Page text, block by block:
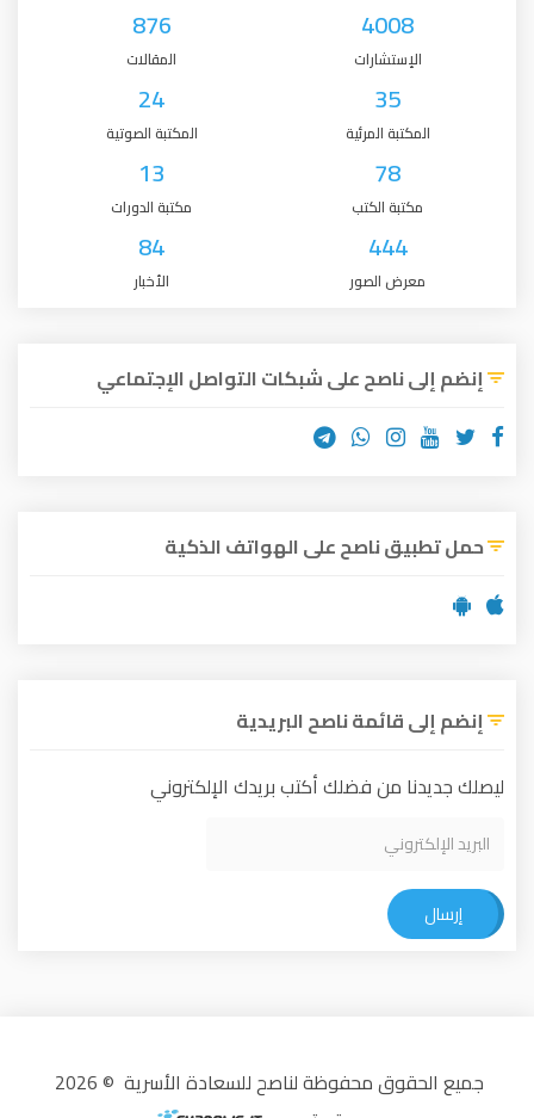
4008
الإستشارات
876
المقالات
35
المكتبة المرئية
24
المكتبة الصوتية
78
مكتبة الكتب
13
مكتبة الدورات
444
معرض الصور
84
الأخبار
إنضم إلى ناصح على شبكات التواصل الإجتماعي
حمل تطبيق ناصح على الهواتف الذكية
إنضم إلى قائمة ناصح البريدية
ليصلك جديدنا من فضلك أكتب بريدك الإلكتروني
إرسال